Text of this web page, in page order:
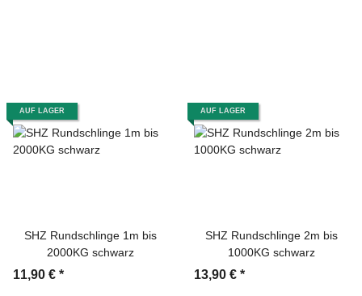
AUF LAGER
SHZ Rundschlinge 1m bis
2000KG schwarz
11,90 € *
AUF LAGER
SHZ Rundschlinge 2m bis
1000KG schwarz
13,90 € *